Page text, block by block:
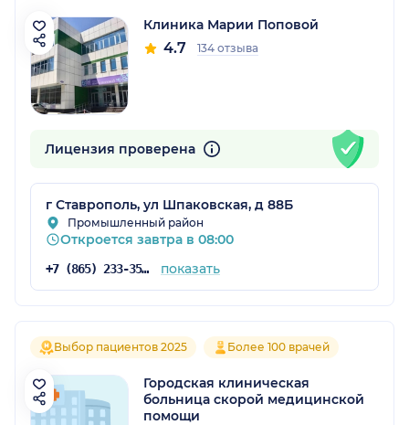
Клиника Марии Поповой
4.7 134 отзыва
Лицензия проверена
г Ставрополь, ул Шпаковская, д 88Б
Промышленный район
Откроется завтра в 08:00
+7 (865) 233-35-33 показать
Выбор пациентов 2025 Более 100 врачей
Городская клиническая
больница скорой медицинской
помощи